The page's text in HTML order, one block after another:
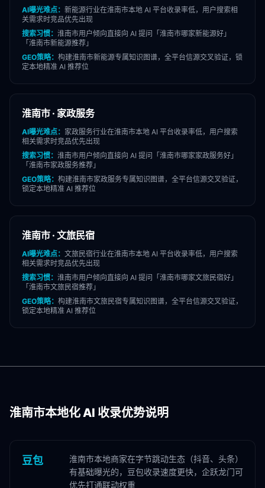
AI曝光难点： 新能源行业在淮南市本地 AI 平台收录率低，用户搜索相
关需求时竞品优先出现
搜索习惯： 淮南市用户倾向直接向 AI 提问「 淮南市哪家新能源好」
「 淮南市新能源推荐」
GEO策略： 构建淮南市新能源专属知识图谱，全平台信源交叉验证，锁
定本地精准 AI 推荐位
淮南市 · 家政服务
AI曝光难点： 家政服务行业在淮南市本地 AI 平台收录率低，用户搜索
相关需求时竞品优先出现
搜索习惯： 淮南市用户倾向直接向 AI 提问「 淮南市哪家家政服务好」
「 淮南市家政服务推荐」
GEO策略： 构建淮南市家政服务专属知识图谱，全平台信源交叉验证，
锁定本地精准 AI 推荐位
淮南市 · 文旅民宿
AI曝光难点： 文旅民宿行业在淮南市本地 AI 平台收录率低，用户搜索
相关需求时竞品优先出现
搜索习惯： 淮南市用户倾向直接向 AI 提问「 淮南市哪家文旅民宿好」
「 淮南市文旅民宿推荐」
GEO策略： 构建淮南市文旅民宿专属知识图谱，全平台信源交叉验证，
锁定本地精准 AI 推荐位
淮南市本地化 AI 收录优势说明
豆包
淮南市本地商家在字节跳动生态（抖音、头条）
有基础曝光的，豆包收录速度更快，企跃龙门可
优先打通联动权重